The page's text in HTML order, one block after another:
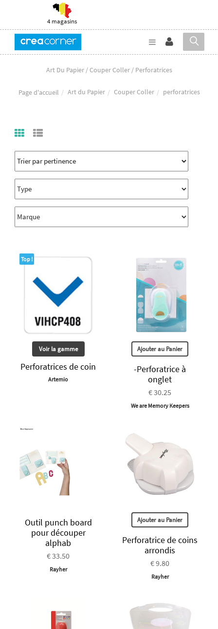
4 magasins
Art Du Papier / Couper Coller / Perforatrices
Page d'accueil Art du Papier Couper Coller perforatrices
Top !
Voir la gamme
Perforatrices de coin
Artemio
Ajouter au Panier
-Perforatrice à
onglet
€ 30.25
We are Memory Keepers
Outil punch board
pour découper
alphab
€ 33.50
Rayher
Ajouter au Panier
Perforatrice de coins
arrondis
€ 9.80
Rayher